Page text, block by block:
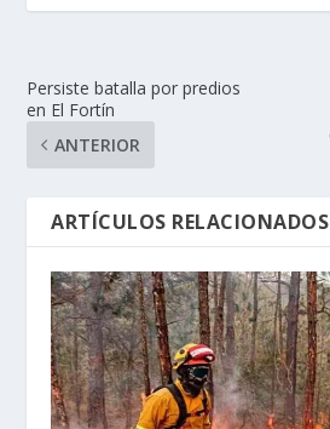
Persiste batalla por predios
en El Fortín
ANTERIOR
ARTÍCULOS RELACIONADOS